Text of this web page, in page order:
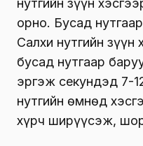
нутгийн зүүн
орно. Бусад
Салхи нутгийн зүүн
бусад нутгаар
эргэж секундэд 7-
нутгийн өмнөд
хүрч ширүүсэж,